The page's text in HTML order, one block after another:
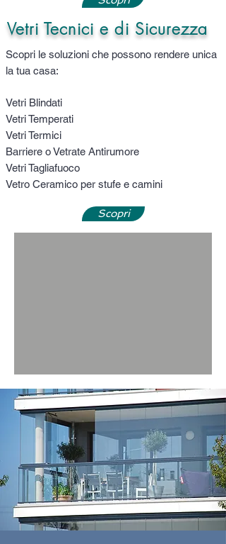
Vetri Tecnici e di Sicurezza
Scopri le soluzioni che possono rendere unica
la tua casa:
Vetri Blindati
Vetri Temperati
Vetri Termici
Barriere o Vetrate Antirumore
Vetri Tagliafuoco
Vetro Ceramico per stufe e camini
Scopri